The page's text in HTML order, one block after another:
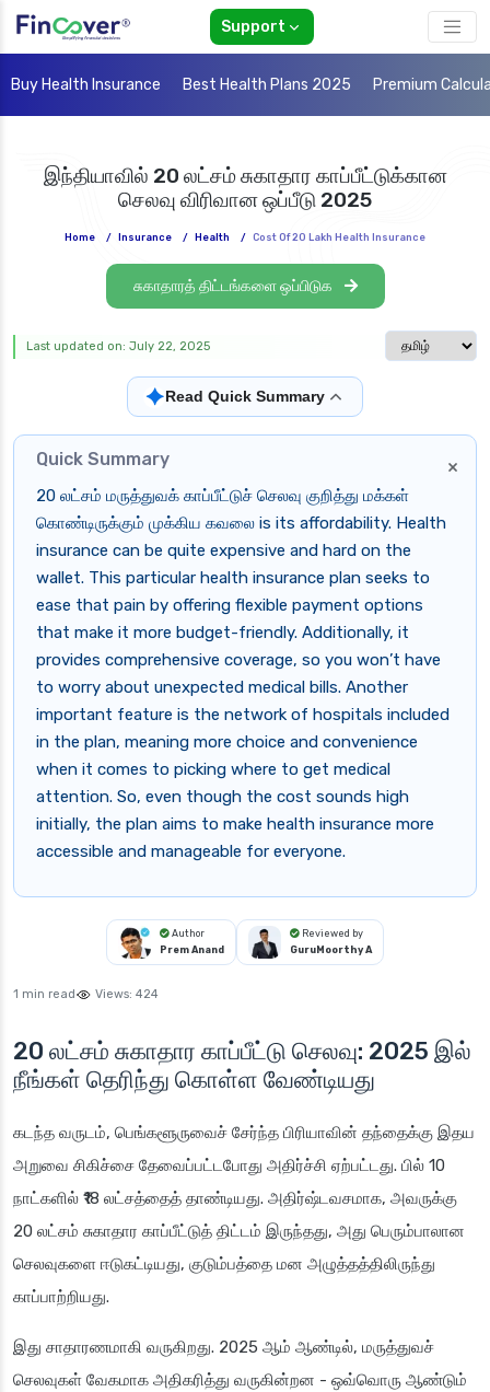
Support
Buy Health Insurance Best Health Plans 2025 Premium
இந்தியாவில் 20 லட்சம் சுகாதார காப்பீட்டுக்கான
செலவு விரிவான ஒப்பீடு 2025
Home / Insurance / Health / Cost Of 20 Lakh Health Insurance
சுகாதாரத் திட்டங்களை ஒப்பிடுக
Select
Last updated on: July 22, 2025
✦Read Quick Summary
×
Quick Summary
20 லட்சம் மருத்துவக் காப்பீட்டுச் செலவு குறித்து மக்கள்
கொண்டிருக்கும் முக்கிய கவலை is its affordability. Health
insurance can be quite expensive and hard on the
wallet. This particular health insurance plan seeks to
ease that pain by offering flexible payment options
that make it more budget-friendly. Additionally, it
provides comprehensive coverage, so you won’t have
to worry about unexpected medical bills. Another
important feature is the network of hospitals included
in the plan, meaning more choice and convenience
when it comes to picking where to get medical
attention. So, even though the cost sounds high
initially, the plan aims to make health insurance more
accessible and manageable for everyone.
Author
Prem Anand
Reviewed by
GuruMoorthy A
1 min read Views: 424
20 லட்சம் சுகாதார காப்பீட்டு செலவு: 2025 இல்
நீங்கள் தெரிந்து கொள்ள வேண்டியது
கடந்த வருடம், பெங்களூருவைச் சேர்ந்த பிரியாவின் தந்தைக்கு இதய
அறுவை சிகிச்சை தேவைப்பட்டபோது அதிர்ச்சி ஏற்பட்டது. பில் 10
நாட்களில் ₹18 லட்சத்தைத் தாண்டியது. அதிர்ஷ்டவசமாக, அவருக்கு
20 லட்சம் சுகாதார காப்பீட்டுத் திட்டம் இருந்தது, அது பெரும்பாலான
செலவுகளை ஈடுகட்டியது, குடும்பத்தை மன அழுத்தத்திலிருந்து
காப்பாற்றியது.
இது சாதாரணமாகி வருகிறது. 2025 ஆம் ஆண்டில், மருத்துவச்
செலவுகள் வேகமாக அதிகரித்து வருகின்றன - ஒவ்வொரு ஆண்டும்